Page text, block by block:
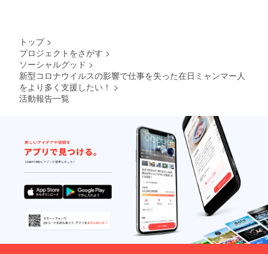
分の能力を日本社会で証明
していけば、克服できる問
題でした。夫の周囲にいる
在日ミャンマー人は、こう
と、そうでない人がいまし
た。克服できない人のほう
が多かったです。私と夫
は、在日ミャンマー人に対
して、ボランティアで仕事
を紹介したり、バス旅行の
バスをチャーターしたり、
不動産契約支援をしたり、
名前を
るミャ
ン
マー・
ラカイ
ン州の
孤児院
の近く
の工場
で作ら
れた、
ラン
チョン
マット
を提供
トップ >
プロジェクトをさがす >
ソーシャルグッド >
新型コロナウイルスの影響で仕事を失った在日ミャンマー人
をより多く支援したい！ >
活動報告一覧